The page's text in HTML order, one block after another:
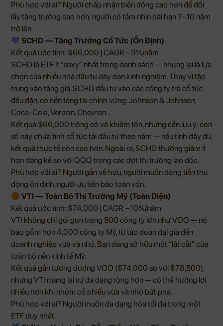
Phù hợp với ai? Người chấp nhận biến động cao hơn để đổi
lấy tăng trưởng cao hơn; người có tầm nhìn dài hạn 7–10 năm
trở lên.
SCHD — Tăng Trưởng Cổ Tức (Ổn Định)
Kết quả ước tính: $66,000 | CAGR ~9%/năm
SCHD là ETF ít “sexy” nhất trong danh sách — nhưng lại là lựa
chọn của nhiều nhà đầu tư dày dạn kinh nghiệm. Thay vì tập
trung vào tăng giá, SCHD đầu tư vào các công ty trả cổ tức
đều đặn, có nền tảng tài chính vững: Johnson & Johnson,
Coca-Cola, Verizon, Chevron…
Kết quả $66,000 trông có vẻ khiêm tốn, nhưng cần lưu ý: con
số này chưa tính cổ tức tái đầu tư theo năm — nếu tính đầy đủ,
kết quả thực tế còn cao hơn. Ngoài ra, SCHD thường giảm ít
hơn đáng kể so với QQQ trong các đợt thị trường lao dốc.
Phù hợp với ai? Người gần về hưu, người muốn dòng tiền thụ
động ổn định, người ưu tiên bảo toàn vốn.
VTI — Toàn Bộ Thị Trường Mỹ (Toàn Diện)
Kết quả ước tính: $74,000 | CAGR ~10%/năm
VTI không chỉ gói gọn trong 500 công ty lớn như VOO — nó
bao gồm hơn 4,000 công ty Mỹ, từ tập đoàn đại gia đến
doanh nghiệp vừa và nhỏ. Bạn đang sở hữu một “lát cắt” của
toàn bộ nền kinh tế Mỹ.
Kết quả gần tương đương VOO ($74,000 so với $78,500),
nhưng VTI mang lại sự đa dạng rộng hơn — có thể hưởng lợi
nhiều hơn khi nhóm cổ phiếu vừa và nhỏ bứt phá.
Phù hợp với ai? Người muốn đa dạng hóa tối đa trong một
ETF duy nhất.